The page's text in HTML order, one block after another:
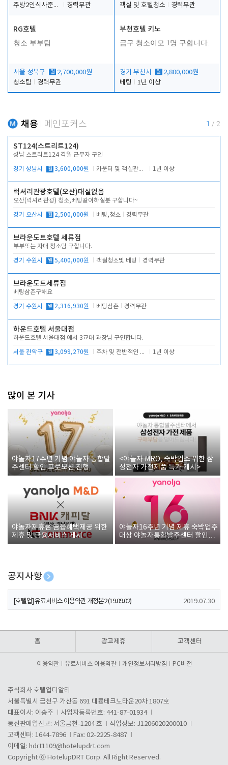
주방2인식사준비및청소린렌보조
경력무관
객실 및 호텔청소
경력무관
RG호텔
청소 부부팀
서울 성북구 월 2,700,000원
청소팀
경력무관
부천호텔 키노
급구 청소이모 1명 구합니다.
경기 부천시 월 2,800,000원
베팅
1년 이상
채용 메인포커스 1 / 2
ST124(스트리트124)
성남 스트리트124 격일 근무자 구인
경기 성남시 월 3,600,000원 카운터 및 객실관리 전반 1년 이상
럭셔리관광호텔(오산)대실없음
오산(럭셔리관광) 청소,베팅같이하실분 구합니다~
경기 오산시 월 2,500,000원 베팅,청소 경력무관
브라운도트호텔 세류점
부부또는 자매 청소팀 구합니다.
경기 수원시 월 5,400,000원 객실청소및 베팅 경력무관
브라운도트세류점
베팅삼촌구해요
경기 수원시 월 2,316,930원 베팅삼촌 경력무관
하운드호텔 서울대점
하운드호텔 서울대점 에서 3교대 과장님 구인합니다.
서울 관악구 월 3,099,270원 주차 및 전반적인 당번업무 1년 이상
많이 본 기사
야놀자17주년 기념 야놀자 통합발
주센터 할인 프로모션 진행
<야놀자 MRO, 숙박업소 위한 삼
성전자 가전제품 특가 개시>
야놀자제휴점 금융혜택제공 위한
제휴 및 금융서비스 게시
야놀자16주년 기념 제휴 숙박업주
대상 야놀자통합발주센터 할인쿠
폰 증정
공지사항
[호텔업] 개인정보 처리방침 개정본1 (19.09.02)
[호텔업] 유료서비스 이용약관 개정본2 (19.09.02) 2019.07.30
홈 광고제휴 고객센터
이용약관 유료서비스 이용약관 개인정보처리방침 PC버전
주식회사 호텔업디알티
서울특별시 금천구 가산동 691 대륭테크노타운20차 1807호
대표이사: 이송주
사업자등록번호: 441-87-01934
통신판매업신고: 서울금천-1204 호
직업정보: J1206020200010
고객센터: 1644-7896
Fax: 02-2225-8487
이메일: hdrt1109@hotelupdrt.com
Copyright ⓒ HotelupDRT Corp. All Right Reserved.